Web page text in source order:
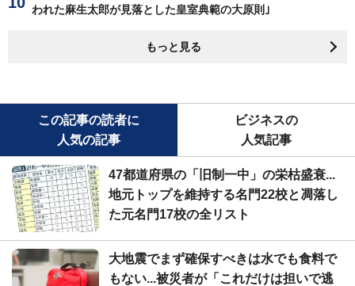
われた麻生太郎が見落とした皇室典範の大原則｣
もっと見る
この記事の読者に
人気の記事
ビジネスの
人気記事
47都道府県の「旧制一中」の栄枯盛衰...
地元トップを維持する名門22校と凋落し
た元名門17校の全リスト
大地震でまず確保すべきは水でも食料で
もない...被災者が「これだけは担いで逃